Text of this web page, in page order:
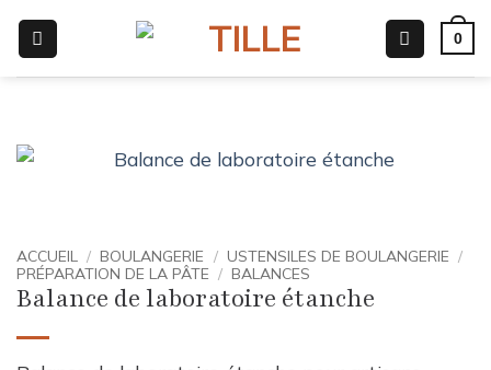
contenu
0
ACCUEIL / BOULANGERIE / USTENSILES DE BOULANGERIE /
PRÉPARATION DE LA PÂTE / BALANCES
Balance de laboratoire étanche